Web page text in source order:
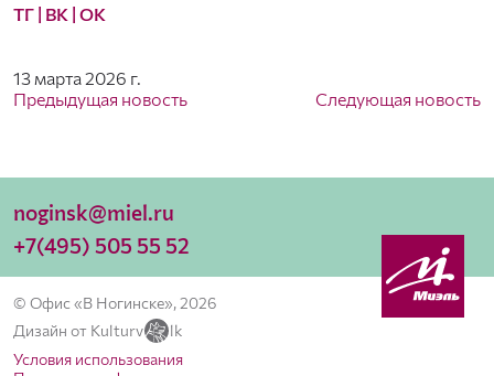
ТГ | ВК | ОК
13 марта 2026 г.
Предыдущая новость
Следующая новость
noginsk@miel.ru
+7(495) 505 55 52
© Офис «В Ногинске», 2026
Дизайн от Kulturv
lk
Условия использования